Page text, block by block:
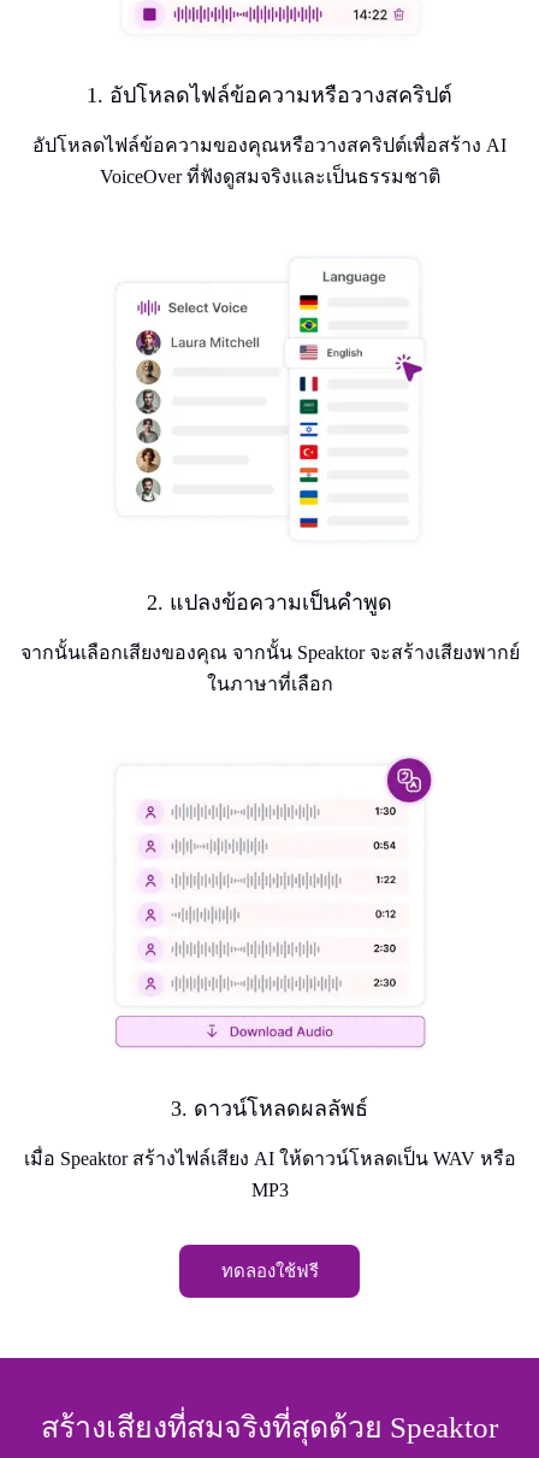
1. อัปโหลดไฟล์ข้อความหรือวางสคริปต์
อัปโหลดไฟล์ข้อความของคุณหรือวางสคริปต์เพื่อสร้าง AI
VoiceOver ที่ฟังดูสมจริงและเป็นธรรมชาติ
2. แปลงข้อความเป็นคําพูด
จากนั้นเลือกเสียงของคุณ จากนั้น Speaktor จะสร้างเสียงพากย์
ในภาษาที่เลือก
3. ดาวน์โหลดผลลัพธ์
เมื่อ Speaktor สร้างไฟล์เสียง AI ให้ดาวน์โหลดเป็น WAV หรือ
MP3
ทดลองใช้ฟรี
สร้างเสียงที่สมจริงที่สุดด้วย Speaktor